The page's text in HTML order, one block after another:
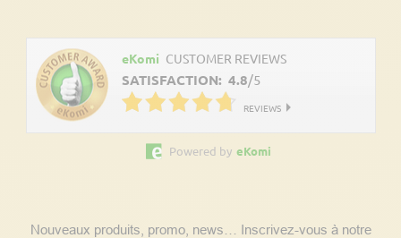
eKomi CUSTOMER REVIEWS
SATISFACTION: 4.8/5
REVIEWS
Powered by eKomi
Nouveaux produits, promo, news… Inscrivez-vous à notre